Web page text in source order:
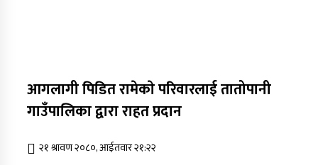
आगलागी पिडित रामेकाे परिवारलाई तातोपानी
गाउँपालिका द्वारा राहत प्रदान
२१ श्रावण २०८०, आईतवार २१:२२